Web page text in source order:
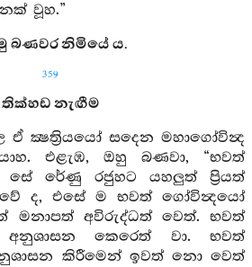
වූහ.”
බණවර නිමියේ ය.
359
තික්හඩ නැඟීම
ඒ ක්‍ෂත්‍රියයෝ සදෙන මහාගෝවින්‍ද
එළැඹ, ඔහු බණවා, “භවත්
සේ රේණු රජුහට යහලුත් ප්‍රියත්
ද, එසේ ම භවත් ගෝවින්‍දයෝ
මනාපත් අවිරුද්ධත් වෙත්. භවත්
කෙරෙත් වා. භවත්
කිරීමෙන් ඉවත් නො වෙත්